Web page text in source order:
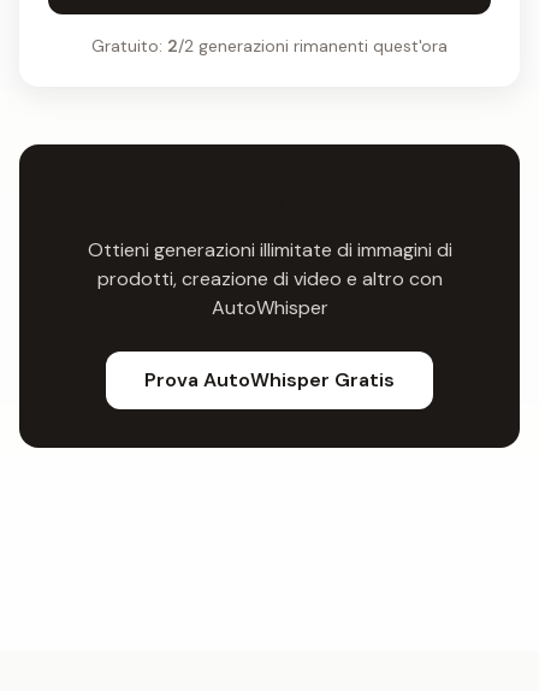
Gratuito: 2/2 generazioni rimanenti quest'ora
Ottieni generazioni illimitate di immagini di
prodotti, creazione di video e altro con
AutoWhisper
Prova AutoWhisper Gratis